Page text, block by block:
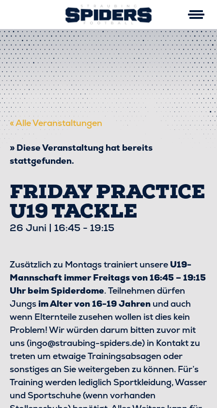
content
« Alle Veranstaltungen
Diese Veranstaltung hat bereits
stattgefunden.
FRIDAY PRACTICE
U19 TACKLE
26 Juni | 16:45 - 19:15
Zusätzlich zu Montags trainiert unsere U19-
Mannschaft immer Freitags von 16:45 – 19:15
Uhr beim Spiderdome. Teilnehmen dürfen
Jungsim Alter von 16-19 Jahren und auch
wenn Elternteile zusehen wollen ist dies kein
Problem! Wir würden darum bitten zuvor mit
uns (ingo@straubing-spiders.de) in Kontakt zu
treten um etwaige Trainingsabsagen oder
sonstiges an Sie weitergeben zu können. Für’s
Training werden lediglich Sportkleidung, Wasser
und Sportschuhe (wenn vorhanden